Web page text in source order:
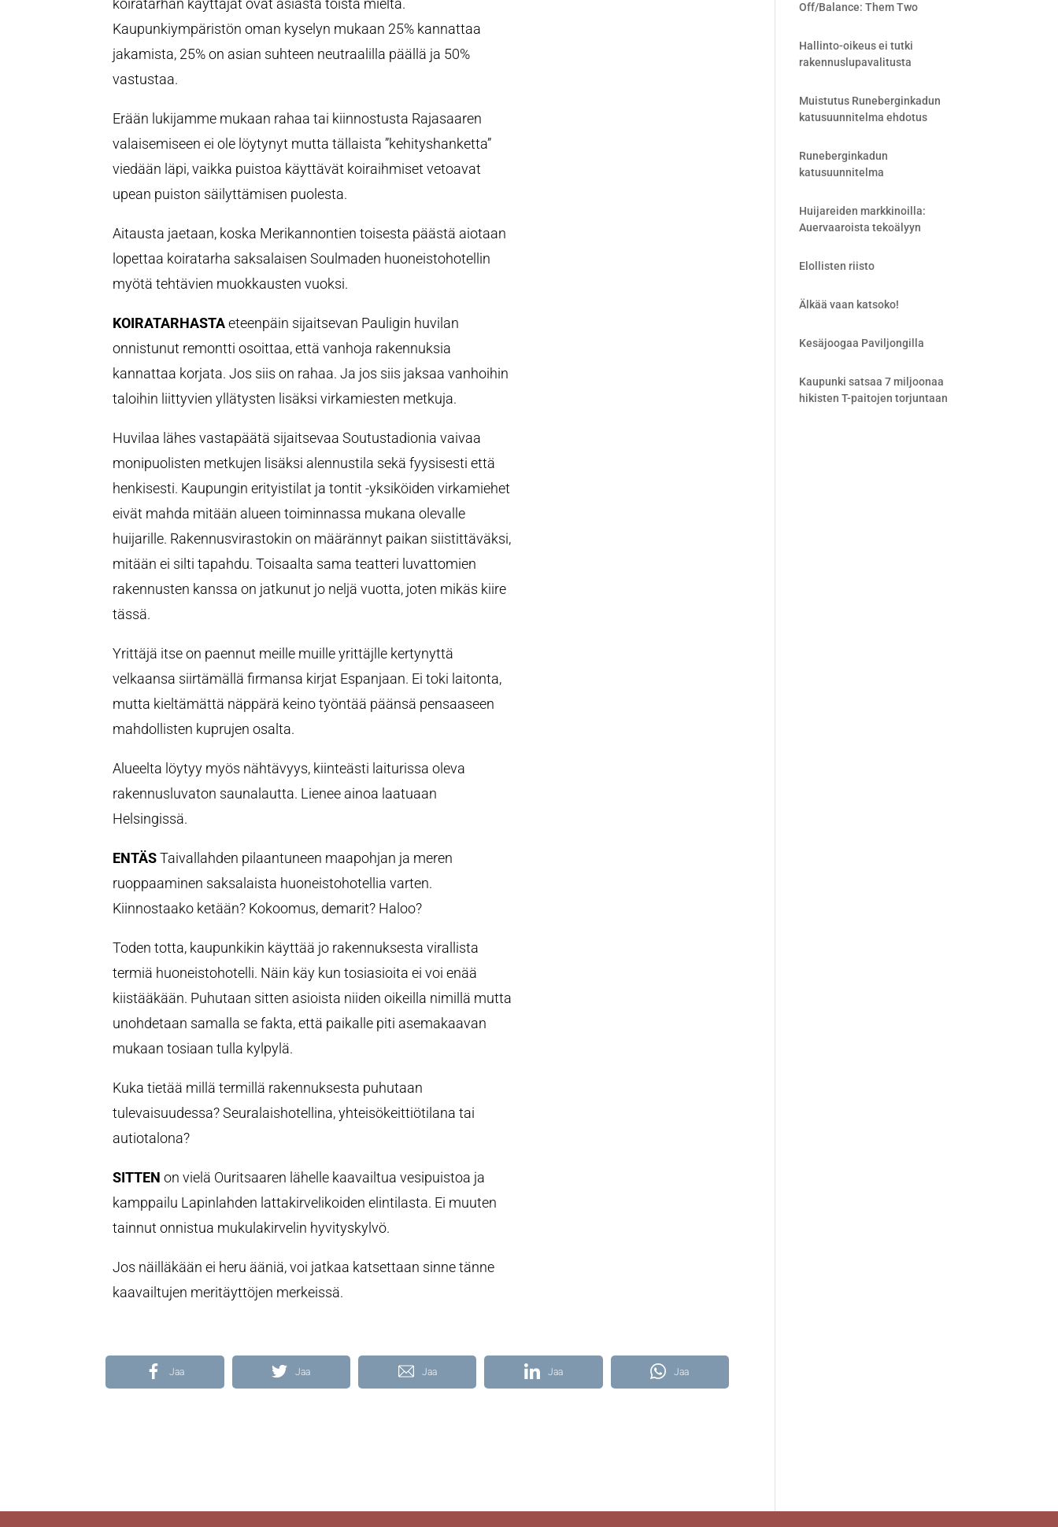
koiratarhan käyttäjät ovat asiasta toista mieltä.
Kaupunkiympäristön oman kyselyn mukaan 25% kannattaa
jakamista, 25% on asian suhteen neutraalilla päällä ja 50%
vastustaa.
Erään lukijamme mukaan rahaa tai kiinnostusta Rajasaaren
valaisemiseen ei ole löytynyt mutta tällaista ”kehityshanketta”
viedään läpi, vaikka puistoa käyttävät koiraihmiset vetoavat
upean puiston säilyttämisen puolesta.
Aitausta jaetaan, koska Merikannontien toisesta päästä aiotaan
lopettaa koiratarha saksalaisen Soulmaden huoneistohotellin
myötä tehtävien muokkausten vuoksi.
KOIRATARHASTAeteenpäin sijaitsevan Pauligin huvilan
onnistunut remontti osoittaa, että vanhoja rakennuksia
kannattaa korjata. Jos siis on rahaa. Ja jos siis jaksaa vanhoihin
taloihin liittyvien yllätysten lisäksi virkamiesten metkuja.
Huvilaa lähes vastapäätä sijaitsevaa Soutustadionia vaivaa
monipuolisten metkujen lisäksi alennustila sekä fyysisesti että
henkisesti. Kaupungin erityistilat ja tontit -yksiköiden virkamiehet
eivät mahda mitään alueen toiminnassa mukana olevalle
huijarille. Rakennusvirastokin on määrännyt paikan siistittäväksi,
mitään ei silti tapahdu. Toisaalta sama teatteri luvattomien
rakennusten kanssa on jatkunut jo neljä vuotta, joten mikäs kiire
tässä.
Yrittäjä itse on paennut meille muille yrittäjlle kertynyttä
velkaansa siirtämällä firmansa kirjat Espanjaan. Ei toki laitonta,
mutta kieltämättä näppärä keino työntää päänsä pensaaseen
mahdollisten kuprujen osalta.
Alueelta löytyy myös nähtävyys, kiinteästi laiturissa oleva
rakennusluvaton saunalautta. Lienee ainoa laatuaan
Helsingissä.
ENTÄSTaivallahden pilaantuneen maapohjan ja meren
ruoppaaminen saksalaista huoneistohotellia varten.
Kiinnostaako ketään? Kokoomus, demarit? Haloo?
Toden totta, kaupunkikin käyttää jo rakennuksesta virallista
termiä huoneistohotelli. Näin käy kun tosiasioita ei voi enää
kiistääkään. Puhutaan sitten asioista niiden oikeilla nimillä mutta
unohdetaan samalla se fakta, että paikalle piti asemakaavan
mukaan tosiaan tulla kylpylä.
Kuka tietää millä termillä rakennuksesta puhutaan
tulevaisuudessa? Seuralaishotellina, yhteisökeittiötilana tai
autiotalona?
SITTEN on vielä Ouritsaaren lähelle kaavailtua vesipuistoa ja
kamppailu Lapinlahden lattakirvelikoiden elintilasta. Ei muuten
tainnut onnistua mukulakirvelin hyvityskylvö.
Jos näilläkään ei heru ääniä, voi jatkaa katsettaan sinne tänne
kaavailtujen meritäyttöjen merkeissä.
Jaa Jaa Jaa Jaa Jaa
Off/Balance: Them Two
Hallinto-oikeus ei tutki
rakennuslupavalitusta
Muistutus Runeberginkadun
katusuunnitelma ehdotus
Runeberginkadun
katusuunnitelma
Huijareiden markkinoilla:
Auervaaroista tekoälyyn
Elollisten riisto
Älkää vaan katsoko!
Kesäjoogaa Paviljongilla
Kaupunki satsaa 7 miljoonaa
hikisten T-paitojen torjuntaan